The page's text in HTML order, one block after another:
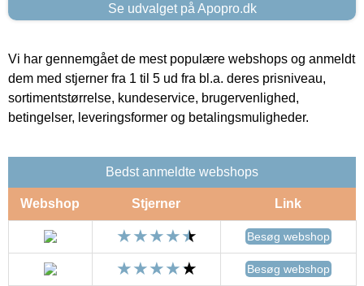
Se udvalget på Apopro.dk
Vi har gennemgået de mest populære webshops og anmeldt
dem med stjerner fra 1 til 5 ud fra bl.a. deres prisniveau,
sortimentstørrelse, kundeservice, brugervenlighed,
betingelser, leveringsformer og betalingsmuligheder.
Bedst anmeldte webshops
Webshop Stjerner Link
Besøg webshop
Besøg webshop